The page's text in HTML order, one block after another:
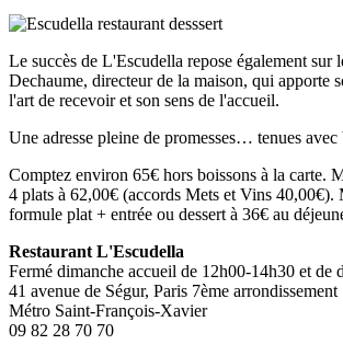
Le succès de L'Escudella repose également sur
Dechaume, directeur de la maison, qui apporte
l'art de recevoir et son sens de l'accueil.
Une adresse pleine de promesses… tenues
Comptez environ 65€ hors boissons à la carte.
4 plats à 62,00€ (accords Mets et Vins 40,00€).
formule plat + entrée ou dessert à 36€ au
Restaurant L'Escudella
Fermé dimanche accueil de 12h00-14h30 et de
41 avenue de Ségur, Paris 7ème arrondissement
Métro Saint-François-Xavier
09 82 28 70 70